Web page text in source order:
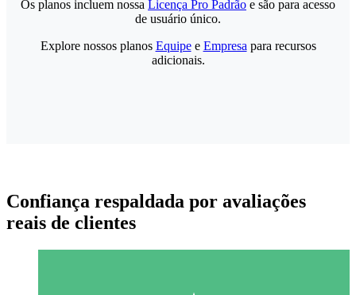
Os planos incluem nossa Licença Pro Padrão e são para acesso
de usuário único.
Explore nossos planos Equipee Empresa para recursos
adicionais.
Confiança respaldada por avaliações
reais de clientes